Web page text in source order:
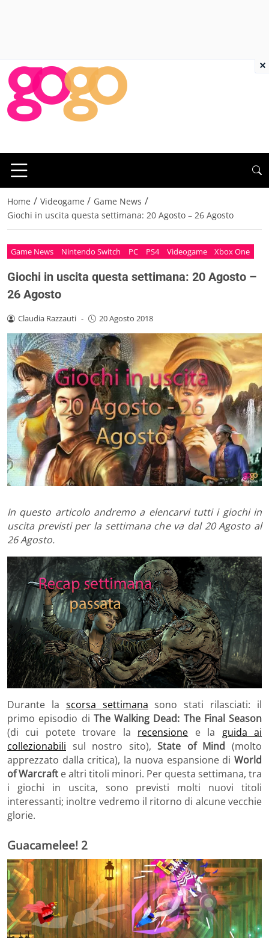
Home / Videogame / Game News /
Giochi in uscita questa settimana: 20 Agosto – 26 Agosto
Game News Nintendo Switch PC PS4 Videogame Xbox One
Giochi in uscita questa settimana: 20 Agosto –
26 Agosto
Claudia Razzauti - 20 Agosto 2018
In questo articolo andremo a elencarvi tutti i giochi in
uscita previsti per la settimana che va dal 20 Agosto al
26 Agosto.
Durante la scorsa settimana sono stati rilasciati: il
primo episodio di The Walking Dead: The Final Season
(di cui potete trovare la recensione e la guida ai
collezionabili sul nostro sito),State of Mind (molto
apprezzato dalla critica), la nuova espansione di World
of Warcraft e altri titoli minori. Per questa settimana, tra
i giochi in uscita, sono previsti molti nuovi titoli
interessanti; inoltre vedremo il ritorno di alcune vecchie
glorie.
Guacamelee! 2
×